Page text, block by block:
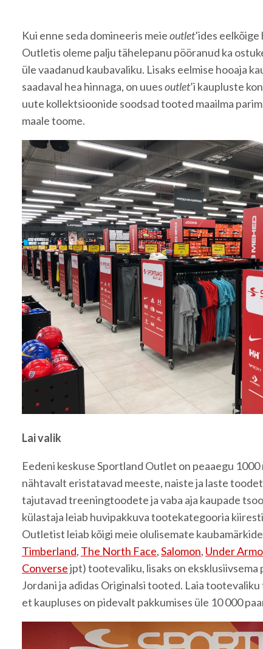
Kui enne seda domineeris meieoutlet’ides
Outletis oleme palju tähelepanu pööranud ka
üle vaadanud kaubavaliku. Lisaks eelmise hooaja
saadaval hea hinnaga, on uuesoutlet’i kaupluste
uute kollektsioonide soodsad tooted maailma
maale toome.
Lai valik
Eedeni keskuse Sportland Outlet on peaaegu 1000
nähtavalt eristatavad meeste, naiste ja laste
tajutavad treeningtoodete ja vaba aja kaupade
külastaja leiab huvipakkuva tootekategooria
Outletist leiab kõigi meie olulisemate
Timberland, The North Face,Salomon, Under
Conversejpt) tootevaliku, lisaks on eksklusiivsema
Jordani ja adidas Originalsi tooted. Laia
et kaupluses on pidevalt pakkumises üle 10 000